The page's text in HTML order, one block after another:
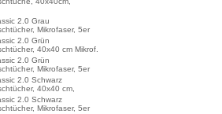
2.0 Grau
Mikrofaser, 5er
2.0 Grün
40x40 cm Mikrof.
2.0 Grün
Mikrofaser, 5er
2.0 Schwarz
40x40 cm,
2.0 Schwarz
Mikrofaser, 5er